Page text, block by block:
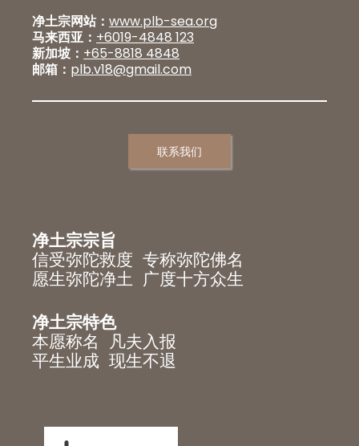
净土宗网站： www.plb-sea.org
马来西亚： +6019-4848 123
新加坡： +65-8818 4848
邮箱： plb.v18@gmail.com
联系我们
净土宗宗旨
信受弥陀救度 专称弥陀佛名
愿生弥陀净土 广度十方众生
净土宗特色
本愿称名 凡夫入报
平生业成 现生不退